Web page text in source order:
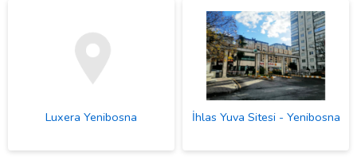
Luxera Yenibosna İhlas Yuva Sitesi - Yenibosna